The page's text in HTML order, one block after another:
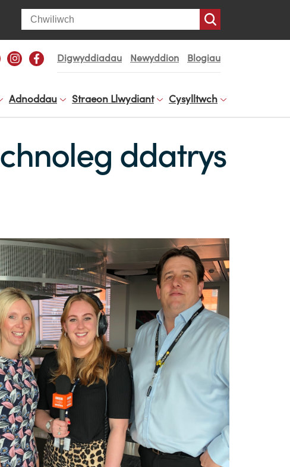
Search
Digwyddiadau Newyddion Blogiau
Adnoddau Straeon Llwydiant Cysylltwch
ddatrys